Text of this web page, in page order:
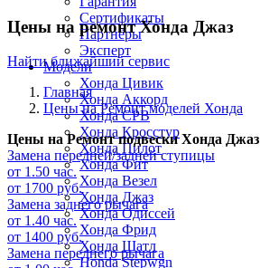
Сертификаты
Партнёры
Эксперт
Модели
Хонда Цивик
Хонда Аккорд
Хонда СРВ
Хонда Кросстур
Хонда Пилот
Хонда Фит
Хонда Везел
Хонда Джаз
Хонда Одиссей
Хонда Фрид
Хонда Шатл
Honda Stepwgn
Цены на ремонт Хонда Джаз
Найти ближайший сервис
Главная
Цены на Ремонт моделей Хонда
Цены наРемонт подвески Хонда Джаз
Замена передней/задней ступицы
от 1.50 час.
от 1700 руб.
Замена заднего рычага
от 1.40 час.
от 1400 руб.
Замена переднего рычага